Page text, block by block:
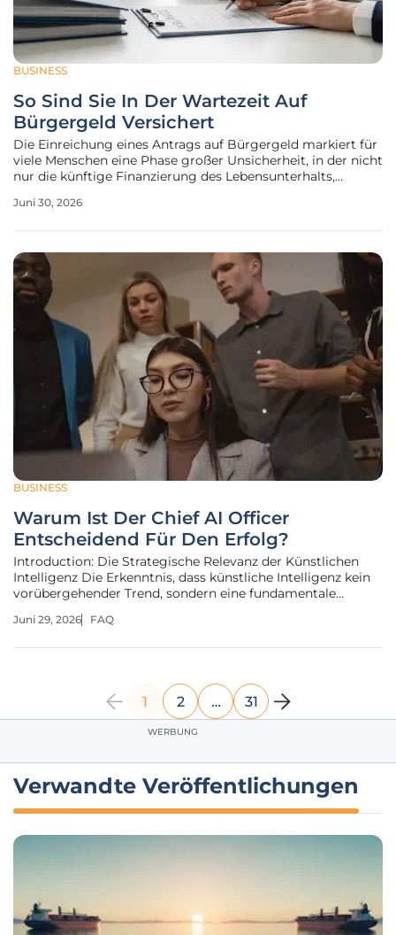
BUSINESS
So Sind Sie In Der Wartezeit Auf
Bürgergeld Versichert
Die Einreichung eines Antrags auf Bürgergeld markiert für
viele Menschen eine Phase großer Unsicherheit, in der nicht
nur die künftige Finanzierung des Lebensunterhalts,
im Zentrum der Sorgen steht. In Deutschland herrscht eine
Juni 30, 2026
BUSINESS
Warum Ist Der Chief AI Officer
Entscheidend Für Den Erfolg?
Introduction: Die Strategische Relevanz der Künstlichen
Intelligenz Die Erkenntnis, dass künstliche Intelligenz kein
vorübergehender Trend, sondern eine fundamentale
zwingt moderne Organisationen zu einem radikalen
Juni 29, 2026 FAQ
1 2 … 31
WERBUNG
Verwandte Veröffentlichungen